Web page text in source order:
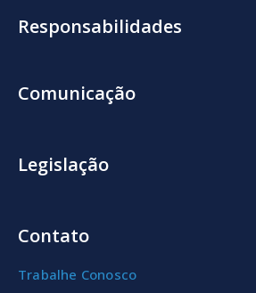
Responsabilidades
Comunicação
Legislação
Contato
Trabalhe Conosco